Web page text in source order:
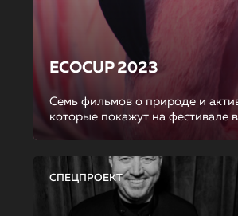
ECOCUP 2023
Семь фильмов о природе и
которые покажут на фестивале
СПЕЦПРОЕКТ